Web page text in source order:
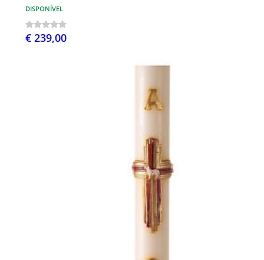
DISPONÍVEL
€ 239,00